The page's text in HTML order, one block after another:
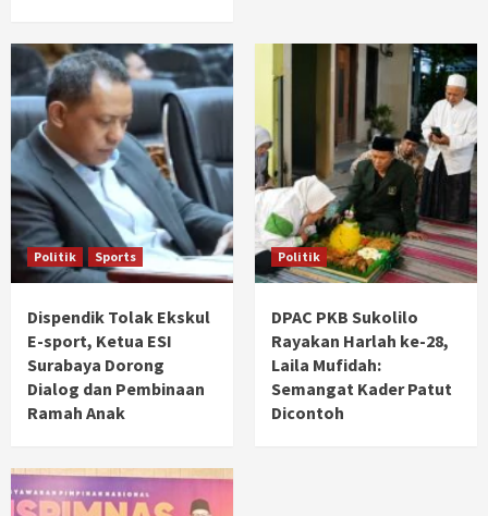
Politik Sports
Dispendik Tolak Ekskul
E-sport, Ketua ESI
Surabaya Dorong
Dialog dan Pembinaan
Ramah Anak
Politik
DPAC PKB Sukolilo
Rayakan Harlah ke-28,
Laila Mufidah:
Semangat Kader Patut
Dicontoh